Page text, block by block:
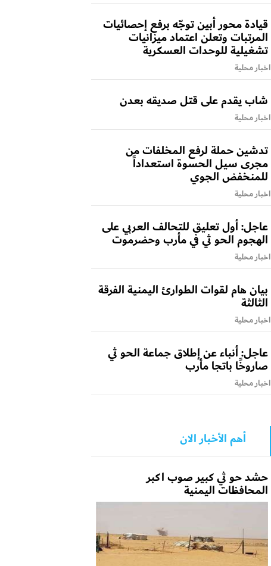
قيادة محور أبين توجّه برفع إحصائيات
المرتبات وتعلن اعتماد ميزانيات
تشغيلية للوحدات العسكرية
اخبار محلية
شاب يقدم على قتل صديقه بعدن
اخبار محلية
تدشين حملة لرفع المخلفات من
مجرى سيل الحسوة استعداداً
للمنخفض الجوي
اخبار محلية
عاجل: أول تعليق للتحالف العربي على
الهجوم الحو ثي في مأرب وحضرموت
اخبار محلية
بيان هام لقوات الطوارئ اليمنية الفرقة
الثالثة
اخبار محلية
عاجل: أنباء عن إطلاق جماعة الحو ثي
صاروخًا باتجا مأرب
اخبار محلية
أهم الأخبار الان
حشد حو ثي كبير صوب اكبر
المحافظات اليمنية